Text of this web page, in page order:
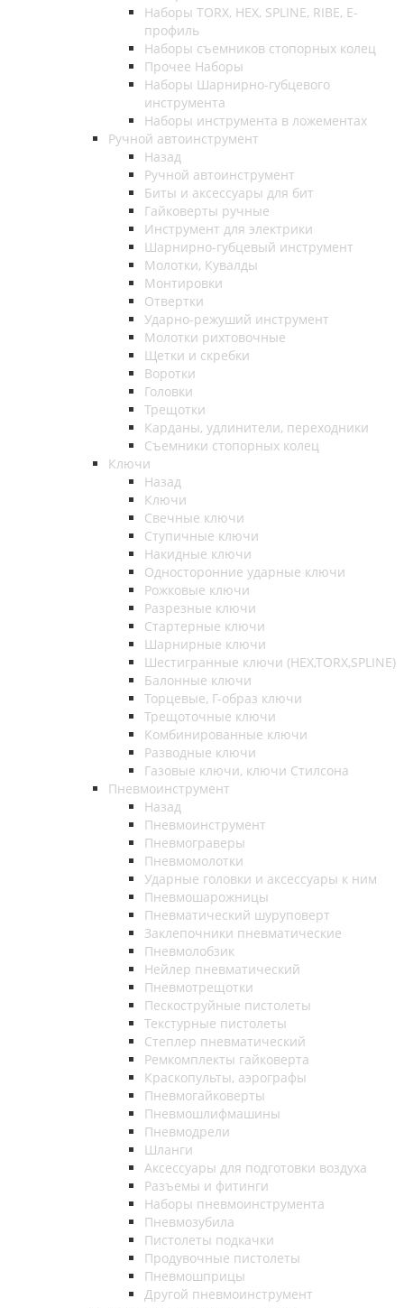
Наборы TORX, HEX, SPLINE, RIBE, E-
профиль
Наборы съемников стопорных колец
Прочее Наборы
Наборы Шарнирно-губцевого
инструмента
Наборы инструмента в ложементах
Ручной автоинструмент
Назад
Ручной автоинструмент
Биты и аксессуары для бит
Гайковерты ручные
Инструмент для электрики
Шарнирно-губцевый инструмент
Молотки, Кувалды
Монтировки
Отвертки
Ударно-режуший инструмент
Молотки рихтовочные
Щетки и скребки
Воротки
Головки
Трещотки
Карданы, удлинители, переходники
Съемники стопорных колец
Ключи
Назад
Ключи
Свечные ключи
Ступичные ключи
Накидные ключи
Односторонние ударные ключи
Рожковые ключи
Разрезные ключи
Стартерные ключи
Шарнирные ключи
Шестигранные ключи (HEX,TORX,SPLINE)
Балонные ключи
Торцевые, Г-образ ключи
Трещоточные ключи
Комбинированные ключи
Разводные ключи
Газовые ключи, ключи Стилсона
Пневмоинструмент
Назад
Пневмоинструмент
Пневмограверы
Пневмомолотки
Ударные головки и аксессуары к ним
Пневмошарожницы
Пневматический шуруповерт
Заклепочники пневматические
Пневмолобзик
Нейлер пневматический
Пневмотрещотки
Пескоструйные пистолеты
Текстурные пистолеты
Степлер пневматический
Ремкомплекты гайковерта
Краскопульты, аэрографы
Пневмогайковерты
Пневмошлифмашины
Пневмодрели
Шланги
Аксессуары для подготовки воздуха
Разъемы и фитинги
Наборы пневмоинструмента
Пневмозубила
Пистолеты подкачки
Продувочные пистолеты
Пневмошприцы
Другой пневмоинструмент